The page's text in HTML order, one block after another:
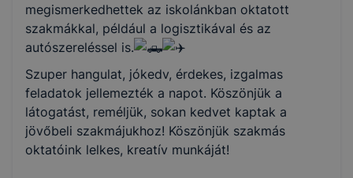
megismerkedhettek az iskolánkban oktatott
szakmákkal, például a logisztikával és az
autószereléssel is.
Szuper hangulat, jókedv, érdekes, izgalmas
feladatok jellemezték a napot. Köszönjük a
látogatást, reméljük, sokan kedvet kaptak a
jövőbeli szakmájukhoz! Köszönjük szakmás
oktatóink lelkes, kreatív munkáját!